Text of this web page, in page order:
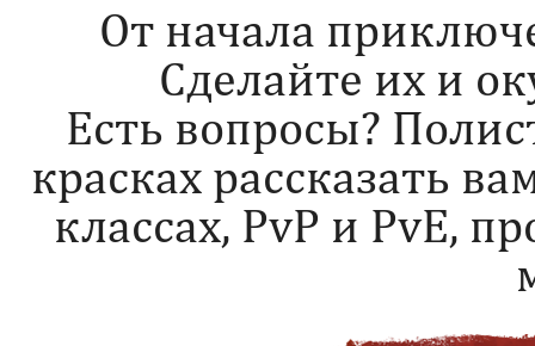
От начала
Сделайте их и
Есть вопросы?
красках рассказать
классах, PvP и PvE,